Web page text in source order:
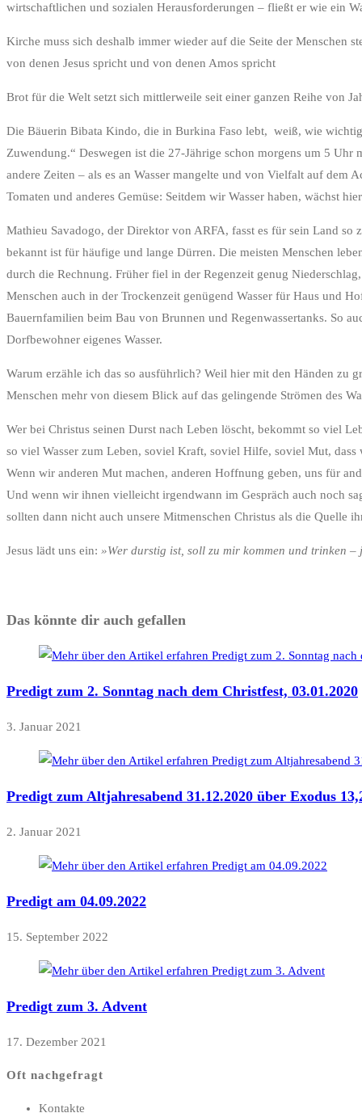
wirtschaftlichen und sozialen Herausforderungen – fließt er wie ein
Kirche muss sich deshalb immer wieder auf die Seite der Menschen
von denen Jesus spricht und von denen Amos spricht
Brot für die Welt setzt sich mittlerweile seit einer ganzen Reihe von
Die Bäuerin Bibata Kindo, die in Burkina Faso lebt, weiß, wie
Zuwendung.“ Deswegen ist die 27-Jährige schon morgens um 5
andere Zeiten – als es an Wasser mangelte und von Vielfalt auf
Tomaten und anderes Gemüse: Seitdem wir Wasser haben, wächst
Mathieu Savadogo, der Direktor von ARFA, fasst es für sein Land so
bekannt ist für häufige und lange Dürren. Die meisten Menschen
durch die Rechnung. Früher fiel in der Regenzeit genug
Menschen auch in der Trockenzeit genügend Wasser für Haus und
Bauernfamilien beim Bau von Brunnen und Regenwassertanks. So
Dorfbewohner eigenes Wasser.
Warum erzähle ich das so ausführlich? Weil hier mit den Händen zu
Menschen mehr von diesem Blick auf das gelingende Strömen des
Wer bei Christus seinen Durst nach Leben löscht, bekommt so viel
so viel Wasser zum Leben, soviel Kraft, soviel Hilfe, soviel Mut,
Wenn wir anderen Mut machen, anderen Hoffnung geben, uns für
Und wenn wir ihnen vielleicht irgendwann im Gespräch auch noch
sollten dann nicht auch unsere Mitmenschen Christus als die Quelle
Jesus lädt uns ein: »Wer durstig ist, soll zu mir kommen und trinken
Das könnte dir auch gefallen
Predigt zum 2. Sonntag nach dem Christfest, 03.01.2020
3. Januar 2021
Predigt zum Altjahresabend 31.12.2020 über Exodus
2. Januar 2021
Predigt am 04.09.2022
15. September 2022
Predigt zum 3. Advent
17. Dezember 2021
Oft nachgefragt
Kontakte